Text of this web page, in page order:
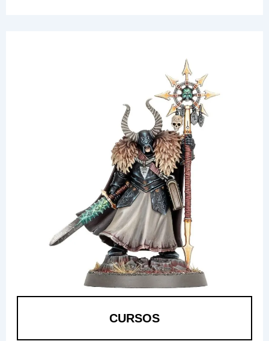
CURSOS